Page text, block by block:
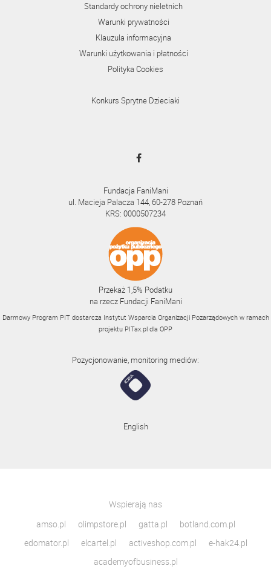
Standardy ochrony nieletnich
Warunki prywatności
Klauzula informacyjna
Warunki użytkowania i płatności
Polityka Cookies
Konkurs Sprytne Dzieciaki
Fundacja FaniMani
ul. Macieja Palacza 144, 60-278 Poznań
KRS: 0000507234
Przekaż 1,5% Podatku
na rzecz Fundacji FaniMani
Darmowy Program PIT dostarcza Instytut Wsparcia Organizacji Pozarządowych w ramach
projektu PITax.pl dla OPP
Pozycjonowanie, monitoring mediów:
English
Wspierają nas
amso.pl
olimpstore.pl gatta.pl
botland.com.pl
edomator.pl
elcartel.pl activeshop.com.pl
e-hak24.pl
academyofbusiness.pl